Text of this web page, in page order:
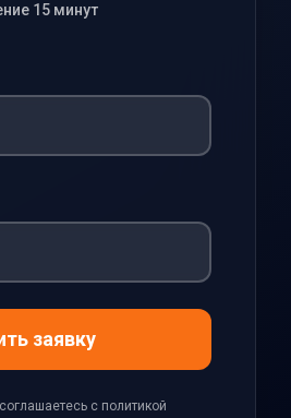
15 минут
заявку
с политикой